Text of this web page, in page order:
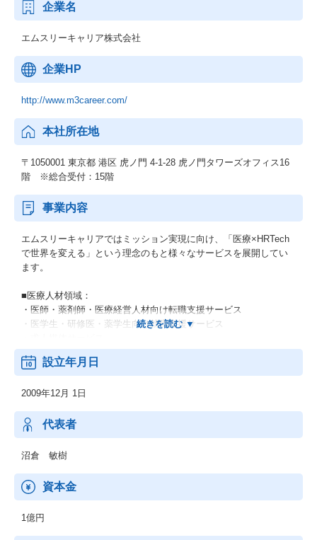
企業名
エムスリーキャリア株式会社
企業HP
http://www.m3career.com/
本社所在地
〒1050001 東京都 港区 虎ノ門 4-1-28 虎ノ門タワーズオフィス16
階 ※総合受付：15階
事業内容
エムスリーキャリアではミッション実現に向け、「医療×HRTech
で世界を変える」という理念のもと様々なサービスを展開してい
ます。
■医療人材領域：
・医師・薬剤師・医療経営人材向け転職支援サービス
・医学生・研修医・薬学生向け就職支援サービス
■経営支援領域：
・病院向け経営支援コンサルティングサービス
・調剤薬局向け事業承継・M&Aサービス
■健康経営領域：
・エンタープライズ企業・SMB企業向け産業医顧問サービス
上記以外にも、世の中や顧客のニーズに合わせ、自治体向けや訪
っております。
設立年月日
2009年12月 1日
代表者
沼倉 敏樹
資本金
1億円